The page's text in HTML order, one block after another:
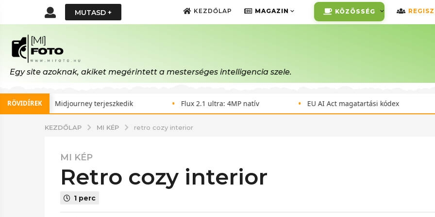
MUTASD + KEZDŐLAP MAGAZIN KÖZÖSSÉG
Egy site azoknak, akiket megérintett a mesterséges intelligencia szele.
RÖVIDÍREK
• Midjourney terjeszkedik Flux 2.1 ultra: 4MP natív EU AI Act magatartási kódex
KEZDŐLAP MI KÉP retro cozy interior
4
h
ó
a
MI KÉP
retro cozy interior
1 perc